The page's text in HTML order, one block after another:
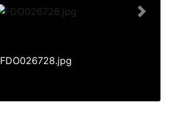
FDO026728.jpg
Next